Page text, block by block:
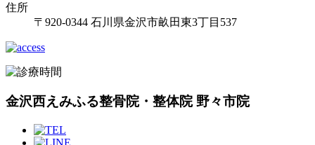
住所
〒920-0344 石川県金沢市畝田東3丁目537
金沢西えみふる整骨院・整体院 野々市院